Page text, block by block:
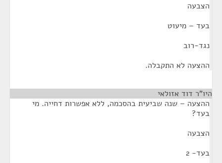
הצבעה
בעד – מיעוט
נגד-רוב
ההצעה לא התקבלה.
היו"ר דוד אזולאי
ההצעה – שנה שביעית בהסכמה, ללא אפשרות דחייה. מי
בעד?
הצבעה
בעד- 2